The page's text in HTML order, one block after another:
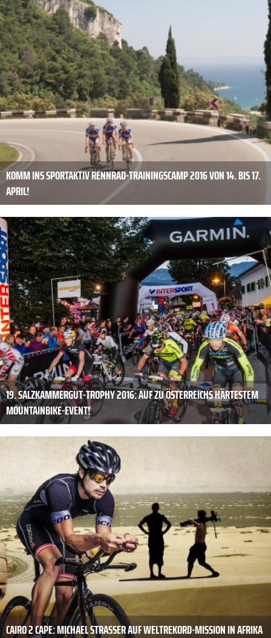
KOMM INS SPORTAKTIV RENNRAD-TRAININGSCAMP 2016 VON 14. BIS 17.
APRIL!
19. SALZKAMMERGUT-TROPHY 2016: AUF ZU ÖSTERREICHS HÄRTESTEM
MOUNTAINBIKE-EVENT!
CAIRO 2 CAPE: MICHAEL STRASSER AUF WELTREKORD-MISSION IN AFRIKA